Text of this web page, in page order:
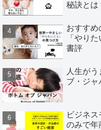
秘訣とは
おすすめ
「やり
書評
人生が
ブ・ジャ
ビジネ
のみで年